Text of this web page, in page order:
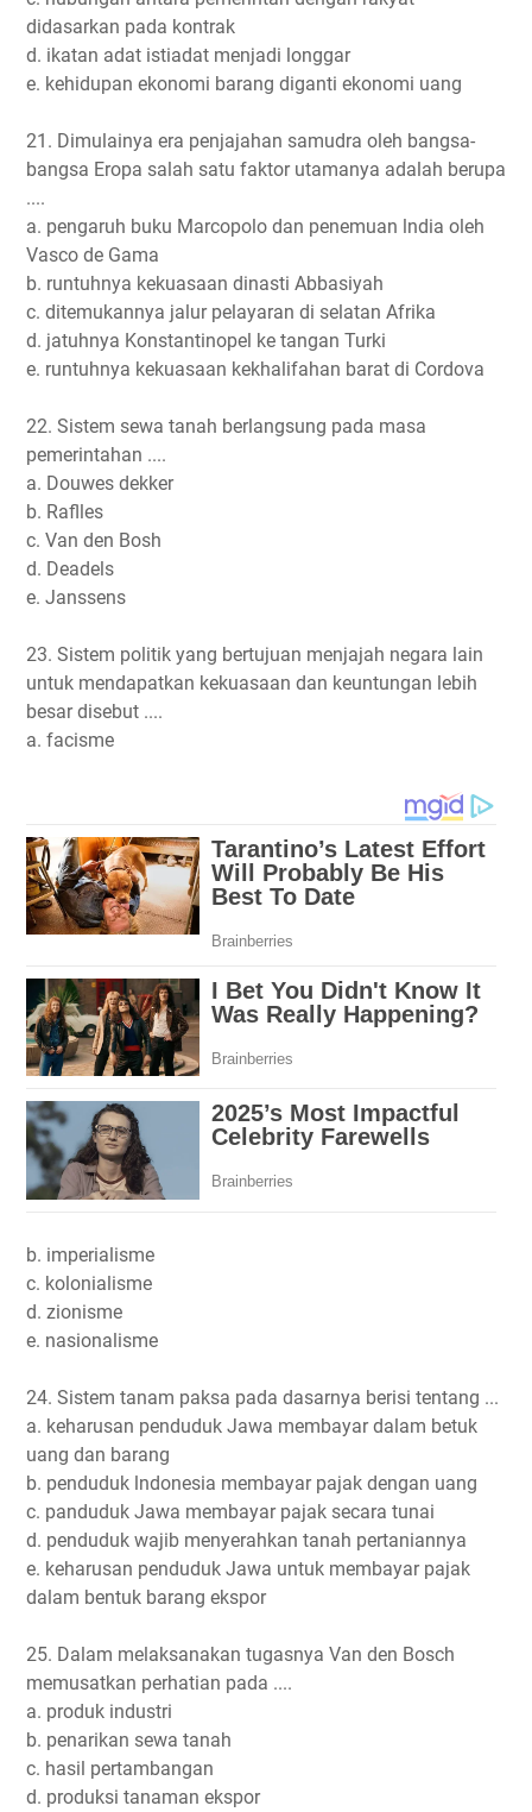
didasarkan pada kontrak
d. ikatan adat istiadat menjadi longgar
e. kehidupan ekonomi barang diganti ekonomi uang
21. Dimulainya era penjajahan samudra oleh bangsa-
bangsa Eropa salah satu faktor utamanya adalah berupa
....
a. pengaruh buku Marcopolo dan penemuan lndia oleh
Vasco de Gama
b. runtuhnya kekuasaan dinasti Abbasiyah
c. ditemukannya jalur pelayaran di selatan Afrika
d. jatuhnya Konstantinopel ke tangan Turki
e. runtuhnya kekuasaan kekhalifahan barat di Cordova
22. Sistem sewa tanah berlangsung pada masa
pemerintahan ....
a. Douwes dekker
b. Raflles
c. Van den Bosh
d. Deadels
e. Janssens
23. Sistem politik yang bertujuan menjajah negara lain
untuk mendapatkan kekuasaan dan keuntungan lebih
besar disebut ....
a. facisme
b. imperialisme
c. kolonialisme
d. zionisme
e. nasionalisme
24. Sistem tanam paksa pada dasarnya berisi tentang ...
a. keharusan penduduk Jawa membayar dalam betuk
uang dan barang
b. penduduk lndonesia membayar pajak dengan uang
c. panduduk Jawa membayar pajak secara tunai
d. penduduk wajib menyerahkan tanah pertaniannya
e. keharusan penduduk Jawa untuk membayar pajak
dalam bentuk barang ekspor
25. Dalam melaksanakan tugasnya Van den Bosch
memusatkan perhatian pada ....
a. produk industri
b. penarikan sewa tanah
c. hasil pertambangan
d. produksi tanaman ekspor